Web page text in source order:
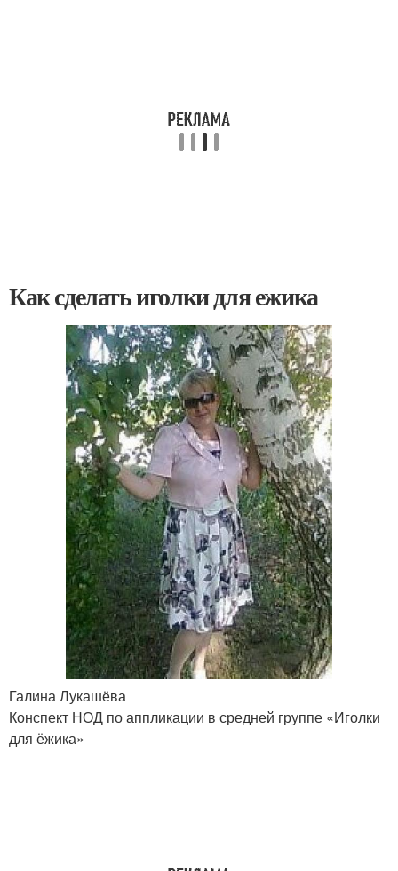
Как сделать иголки для ежика
Галина Лукашёва
Конспект НОД по аппликации в средней группе «Иголки
для ёжика»